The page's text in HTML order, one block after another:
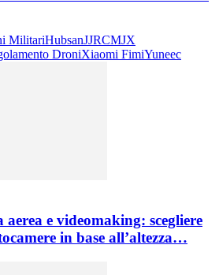
MilitariHubsanJJRCMJX
DroniXiaomi FimiYuneec
e videomaking: scegliere
in base all’altezza…